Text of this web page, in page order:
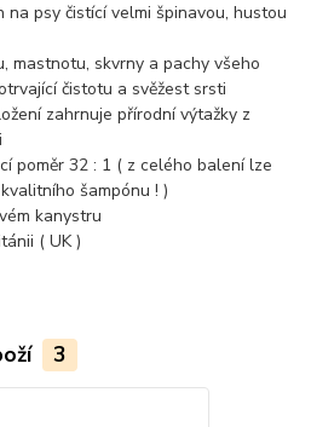
na psy čistící velmi špinavou, hustou
mastnotu, skvrny a pachy všeho
čistotu a svěžest srsti
zahrnuje přírodní výtažky z
poměr 32 : 1 ( z celého balení lze
šampónu ! )
kanystru
( UK )
3